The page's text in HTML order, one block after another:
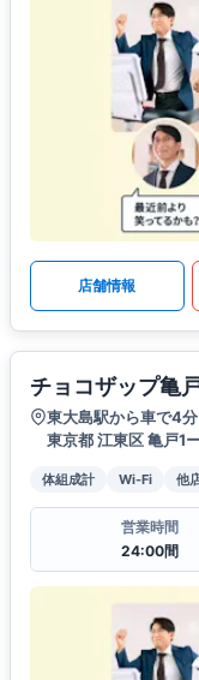
店舗情報
チョコザップ亀
東大島駅から車で4分
東京都 江東区 亀戸1
体組成計 Wi-Fi 他
営業時間
24:00間